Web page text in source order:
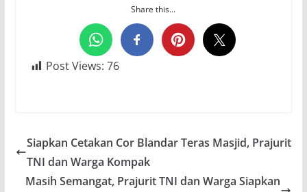
Share this...
Post Views: 76
Siapkan Cetakan Cor Blandar Teras Masjid, Prajurit
TNI dan Warga Kompak
Masih Semangat, Prajurit TNI dan Warga Siapkan